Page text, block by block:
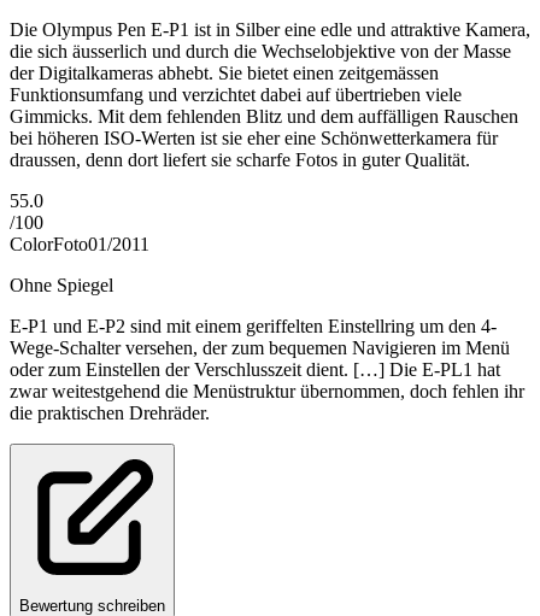
Die Olympus Pen E-P1 ist in Silber eine edle und attraktive Kamera,
die sich äusserlich und durch die Wechselobjektive von der Masse
der Digitalkameras abhebt. Sie bietet einen zeitgemässen
Funktionsumfang und verzichtet dabei auf übertrieben viele
Gimmicks. Mit dem fehlenden Blitz und dem auffälligen Rauschen
bei höheren ISO-Werten ist sie eher eine Schönwetterkamera für
draussen, denn dort liefert sie scharfe Fotos in guter Qualität.
55.0
/100
ColorFoto01/2011
Ohne Spiegel
E-P1 und E-P2 sind mit einem geriffelten Einstellring um den 4-
Wege-Schalter versehen, der zum bequemen Navigieren im Menü
oder zum Einstellen der Verschlusszeit dient. […] Die E-PL1 hat
zwar weitestgehend die Menüstruktur übernommen, doch fehlen ihr
die praktischen Drehräder.
Bewertung schreiben